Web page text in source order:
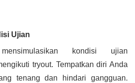
Ujian
kondisi ujian
tryout. Tempatkan diri Anda
tenang dan hindari gangguan.